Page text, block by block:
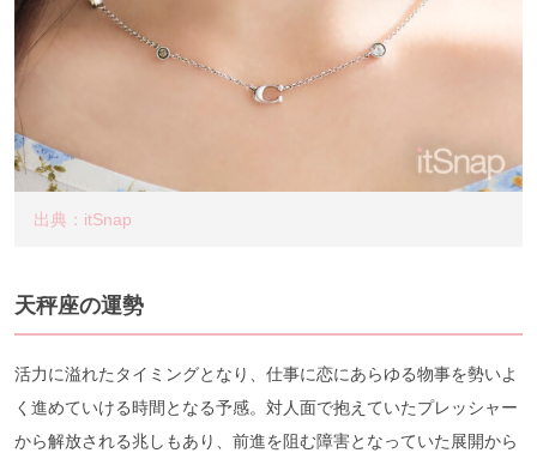
出典：itSnap
天秤座の運勢
活力に溢れたタイミングとなり、仕事に恋にあらゆる物事を勢いよ
く進めていける時間となる予感。対人面で抱えていたプレッシャー
から解放される兆しもあり、前進を阻む障害となっていた展開から